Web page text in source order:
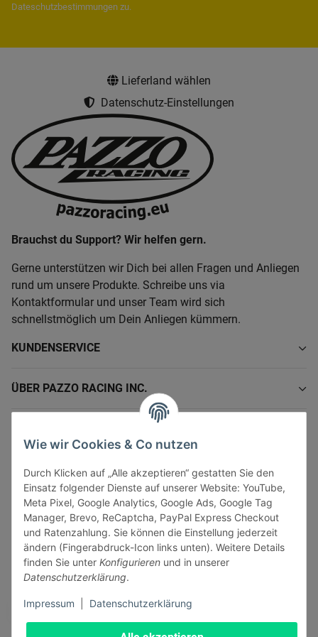
Wie wir Cookies & Co nutzen
Durch Klicken auf „Alle akzeptieren“ gestatten Sie den
Einsatz folgender Dienste auf unserer Website: YouTube,
Meta Pixel, Google Analytics, Google Ads, Google Tag
Manager, Brevo, ReCaptcha, PayPal Express Checkout
und Ratenzahlung. Sie können die Einstellung jederzeit
ändern (Fingerabdruck-Icon links unten). Weitere Details
finden Sie unter Konfigurieren und in unserer
Datenschutzerklärung.
Impressum Datenschutzerklärung
Dateschutzbestimmungen zu.
Lieferland wählen
Datenschutz-Einstellungen
Brauchst du Support? Wir helfen gern.
Gerne unterstützen wir Dich bei allen Fragen und Anliegen
rund um unsere Produkte. Schreibe uns via
Kontaktformular und unser Team wird sich
schnellstmöglich um Dein Anliegen kümmern.
KUNDENSERVICE
ÜBER PAZZO RACING INC.
GESETZLICHE INFORMATIONEN
Vertrag widerrufen
Sicher bezahlen via: